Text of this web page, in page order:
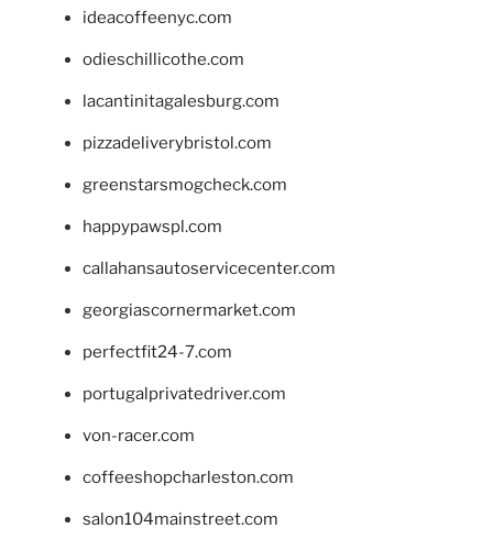
ideacoffeenyc.com
odieschillicothe.com
lacantinitagalesburg.com
pizzadeliverybristol.com
greenstarsmogcheck.com
happypawspl.com
callahansautoservicecenter.com
georgiascornermarket.com
perfectfit24-7.com
portugalprivatedriver.com
von-racer.com
coffeeshopcharleston.com
salon104mainstreet.com